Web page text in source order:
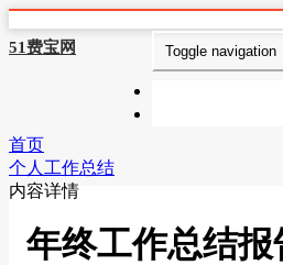
51费宝网 Toggle navigation
首页
个人工作总结
内容详情
年终工作总结